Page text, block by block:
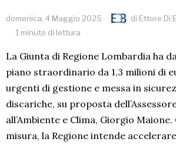
domenica, 4 Maggio 2025 di Ettore Di
1 minuto di lettura
La Giunta di Regione Lombardia ha
piano straordinario da 1,3 milioni di
urgenti di gestione e messa in
discariche, su proposta
all’Ambiente e Clima, Giorgio
misura, la Regione intende